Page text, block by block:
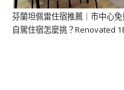
芬蘭坦佩雷住宿推薦｜市中心
自駕住宿怎麼挑？Renovated